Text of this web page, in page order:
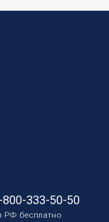
800-333-50-50
РФ бесплатно